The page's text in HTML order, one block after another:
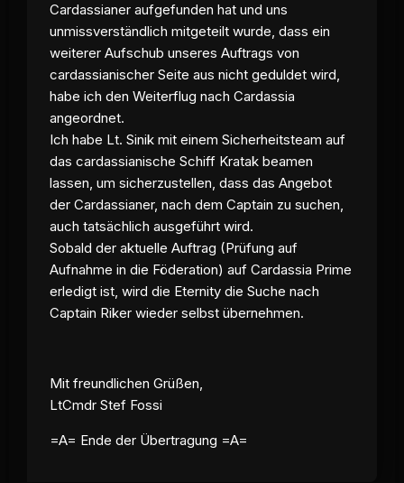
Cardassianer aufgefunden hat und uns
unmissverständlich mitgeteilt wurde, dass ein
weiterer Aufschub unseres Auftrags von
cardassianischer Seite aus nicht geduldet wird,
habe ich den Weiterflug nach Cardassia
angeordnet.
Ich habe Lt. Sinik mit einem Sicherheitsteam auf
das cardassianische Schiff Kratak beamen
lassen, um sicherzustellen, dass das Angebot
der Cardassianer, nach dem Captain zu suchen,
auch tatsächlich ausgeführt wird.
Sobald der aktuelle Auftrag (Prüfung auf
Aufnahme in die Föderation) auf Cardassia Prime
erledigt ist, wird die Eternity die Suche nach
Captain Riker wieder selbst übernehmen.
Mit freundlichen Grüßen,
LtCmdr Stef Fossi
=A= Ende der Übertragung =A=